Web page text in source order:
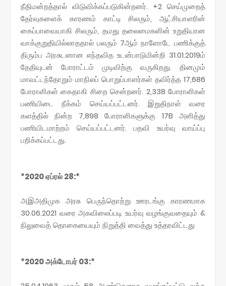
நீதிமன்றத்தால் விடுவிக்கப்படுகின்றனர். +2 செய்முறைத்
தேர்வுகளைக் காரணம் காட்டி சிலரும், ஆட்சியாளரின்
கைப்பாவையாகி சிலரும், தமது தலைமைகளின் உறுதியான
வாக்குறுதியில்லாததால் பலரும் 7ஆம் நாளோடே பணிக்குத்
திரும்ப அரசுடனான எந்தவித உடன்பாடுமின்றி 31.01.2019ம்
தேதியுடன் போராட்டம் முடிவிற்கு வருகிறது. தினமும்
மாவட்டந்தோறும் மாநிலப் பொறுப்பாளர்கள் தவிர்த்த 17,686
போராளிகள் கைதாகி சிறை சென்றனர். 2,338 போராளிகள்
பணியிடை நீக்கம் செய்யப்பட்டனர். இறுதிநாள் வரை
களத்தில் நின்ற 7,898 போராளிகளுக்கு 17B அளித்து
பணியிடமாற்றம் செய்யப்பட்டனர். பதவி உயர்வு வாய்ப்பு
பறிக்கப்பட்டது.
*2020 ஏப்ரல் 28:*
அஇஅதிமுக அரசு பெருந்தொற்று ஊரடங்கு காரணமாக
30.06.2021 வரை அகவிலைப்படி உயர்வு வழங்குவதையும் &
நிலுவைத் தொகையையும் நிறுத்தி வைத்து உத்தரவிட்டது
*2020 அக்டோபர் 03:*